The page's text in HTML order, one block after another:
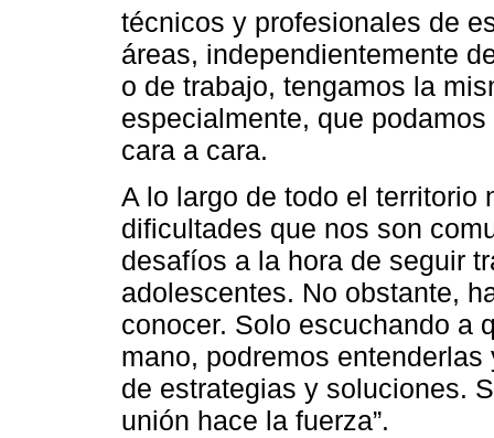
técnicos y profesionales de
áreas, independientemente
o de trabajo, tengamos la
especialmente, que
cara a cara.
A lo largo de todo el territorio
dificultades que nos son
desafíos a la hora de seguir
adolescentes. No obstante,
conocer. Solo escuchando a
mano, podremos
de estrategias y soluciones.
unión hace la fuerza”.